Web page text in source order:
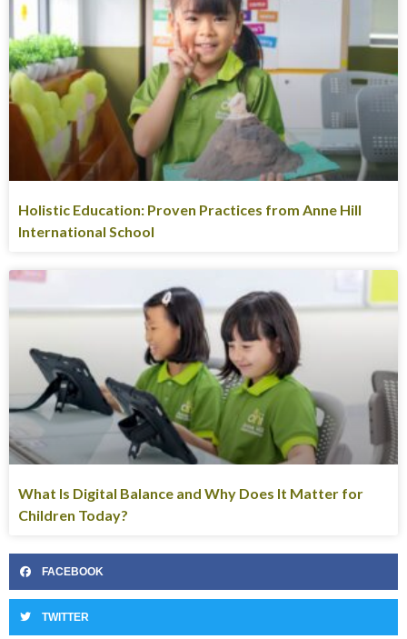
Holistic Education: Proven Practices from Anne Hill
International School
What Is Digital Balance and Why Does It Matter for
Children Today?
FACEBOOK
TWITTER